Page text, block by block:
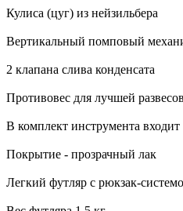
Кулиса (цуг) из нейзильбера
Вертикальный помповый
2 клапана слива конденсата
Противовес для лучшей
В комплект инструмента
Покрытие - прозрачный лак
Легкий футляр с рюкзак-